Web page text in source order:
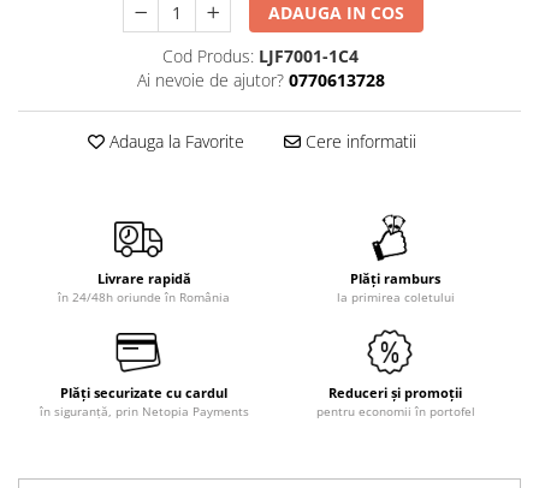
ADAUGA IN COS
Cod Produs: LJF7001-1C4
Ai nevoie de ajutor? 0770613728
Adauga la Favorite Cere informatii
Livrare rapidă
în 24/48h oriunde în România
Plăți ramburs
la primirea coletului
Plăți securizate cu cardul
în siguranță, prin Netopia Payments
Reduceri și promoții
pentru economii în portofel